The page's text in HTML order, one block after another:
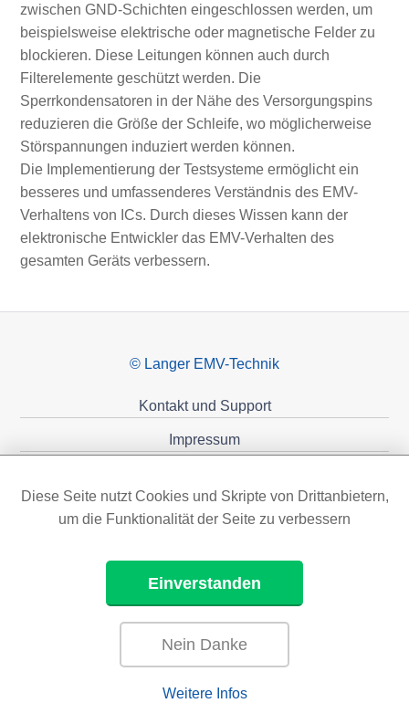
zwischen GND-Schichten eingeschlossen werden, um
beispielsweise elektrische oder magnetische Felder zu
blockieren. Diese Leitungen können auch durch
Filterelemente geschützt werden. Die
Sperrkondensatoren in der Nähe des Versorgungspins
reduzieren die Größe der Schleife, wo möglicherweise
Störspannungen induziert werden können.
Die Implementierung der Testsysteme ermöglicht ein
besseres und umfassenderes Verständnis des EMV-
Verhaltens von ICs. Durch dieses Wissen kann der
elektronische Entwickler das EMV-Verhalten des
gesamten Geräts verbessern.
© Langer EMV-Technik
Kontakt und Support
Impressum
Diese Seite nutzt Cookies und Skripte von Drittanbietern,
um die Funktionalität der Seite zu verbessern
Einverstanden
Nein Danke
Weitere Infos